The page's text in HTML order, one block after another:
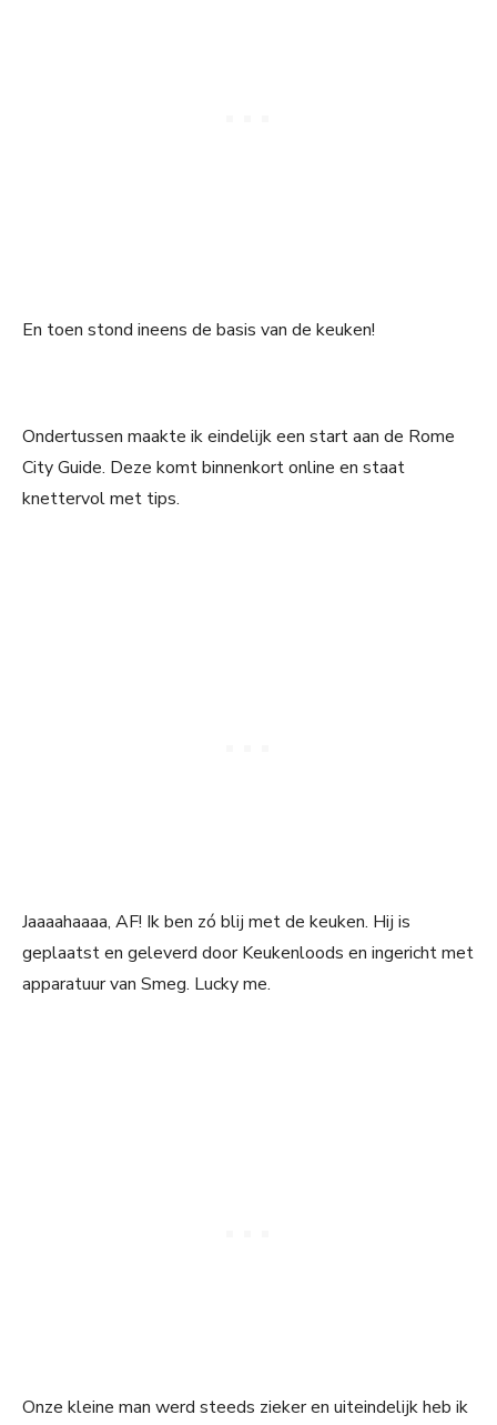
En toen stond ineens de basis van de keuken!
Ondertussen maakte ik eindelijk een start aan de Rome
City Guide. Deze komt binnenkort online en staat
knettervol met tips.
Jaaaahaaaa, AF! Ik ben zó blij met de keuken. Hij is
geplaatst en geleverd door Keukenloods en ingericht met
apparatuur van Smeg. Lucky me.
Onze kleine man werd steeds zieker en uiteindelijk heb ik